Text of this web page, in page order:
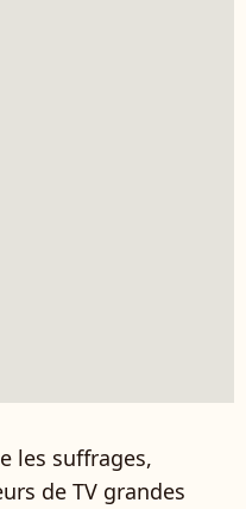
les suffrages,
de TV grandes